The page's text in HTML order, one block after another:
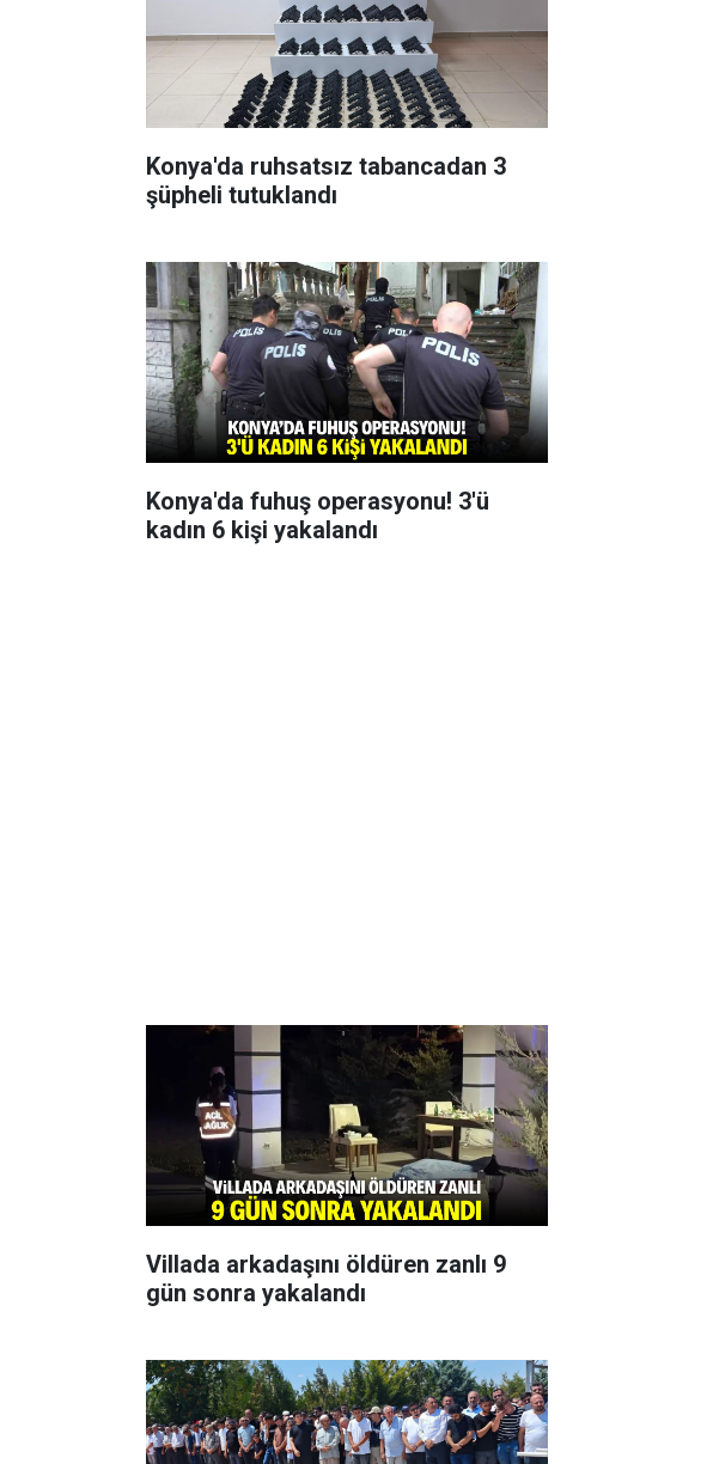
Konya'da ruhsatsız tabancadan 3
şüpheli tutuklandı
Konya'da fuhuş operasyonu! 3'ü
kadın 6 kişi yakalandı
Villada arkadaşını öldüren zanlı 9
gün sonra yakalandı